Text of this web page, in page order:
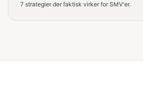
7 strategier der faktisk virker for SMV'er.